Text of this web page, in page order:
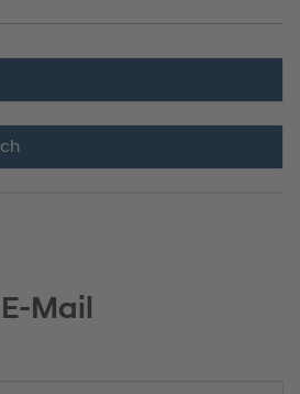
Mail